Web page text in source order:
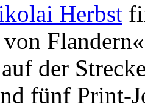
Herbst
der
fünf Print-